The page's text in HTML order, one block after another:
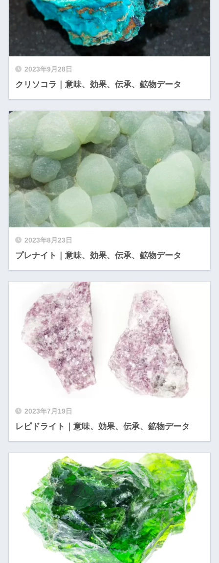
2023年9月28日
クリソコラ｜意味、効果、伝承、鉱物データ
2023年8月23日
プレナイト｜意味、効果、伝承、鉱物データ
2023年7月19日
レピドライト｜意味、効果、伝承、鉱物データ